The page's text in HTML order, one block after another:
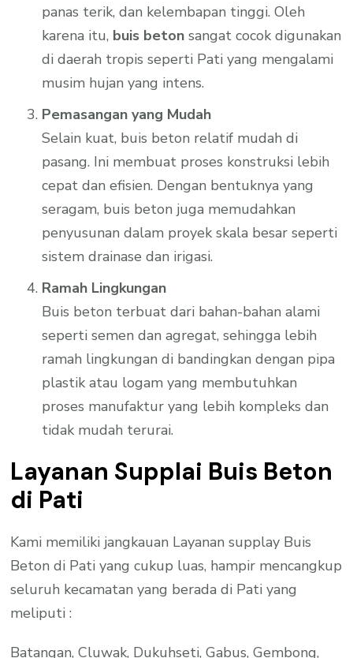
panas terik, dan kelembapan tinggi. Oleh
karena itu, buis beton sangat cocok digunakan
di daerah tropis seperti Pati yang mengalami
musim hujan yang intens.
Pemasangan yang Mudah
Selain kuat, buis beton relatif mudah di
pasang. Ini membuat proses konstruksi lebih
cepat dan efisien. Dengan bentuknya yang
seragam, buis beton juga memudahkan
penyusunan dalam proyek skala besar seperti
sistem drainase dan irigasi.
Ramah Lingkungan
Buis beton terbuat dari bahan-bahan alami
seperti semen dan agregat, sehingga lebih
ramah lingkungan di bandingkan dengan pipa
plastik atau logam yang membutuhkan
proses manufaktur yang lebih kompleks dan
tidak mudah terurai.
Layanan Supplai Buis Beton
di Pati
Kami memiliki jangkauan Layanan supplay Buis
Beton di Pati yang cukup luas, hampir mencangkup
seluruh kecamatan yang berada di Pati yang
meliputi :
Batangan, Cluwak, Dukuhseti, Gabus, Gembong,